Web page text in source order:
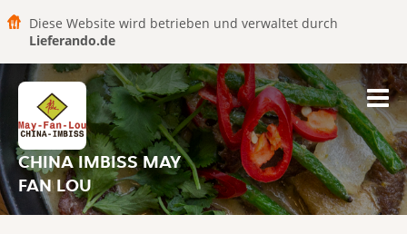
Diese Website wird betrieben und verwaltet durch
Lieferando.de
CHINA IMBISS MAY
FAN LOU